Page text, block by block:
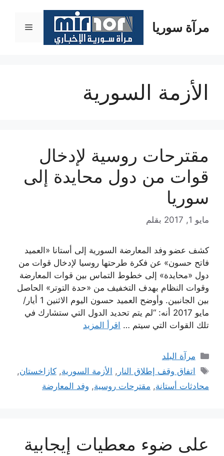
المحتوىمرآة سوريا القائمة
الأزمة السورية
مقترحات روسية لإدخال
قوات من دول محايدة إلى
سوريا
مايو 1, 2017 بقلم
كشف عضو وفد المعارضة السورية إلى أستانا «العميد
فاتح حسون» عن فكرة طرحتها روسيا لإدخال قوات من
دول «محايدة» إلى خطوط التماس بين قوات المعارضة
وقوات النظام بهدف التخفيف من «حدة التوتر» الحاصل
بين الجانبين. وأوضح العميد حسون اليوم الاثنين 1 أيار/
مايو 2017 أنه: “لم يتم تحديد الدول التي ستشارك في
تلك القوات التي سيتم … اقرأ المزيد
التصنيفات
مرآة البلد
الوسوم
اتفاق وقف إطلاق النار , الأزمة السورية,كازاخستان,
محادثات أستانة, مقترحات روسية, وفد المعارضة
على ضوء معطيات إيجابية